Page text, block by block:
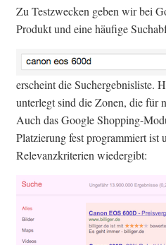
Zu Testzwecken geben wir bei
Produkt und eine häufige
erscheint die Suchergebnisliste.
unterlegt sind die Zonen, die für
Auch das Google Shopping-
Platzierung fest programmiert ist
Relevanzkriterien wiedergibt: